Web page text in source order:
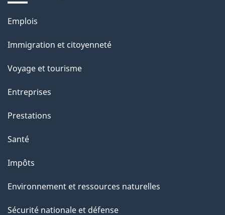
Thèmes
sujets
Emplois
Immigration et citoyenneté
Voyage et tourisme
Entreprises
Prestations
Santé
Impôts
Environnement et ressources naturelles
Sécurité nationale et défense